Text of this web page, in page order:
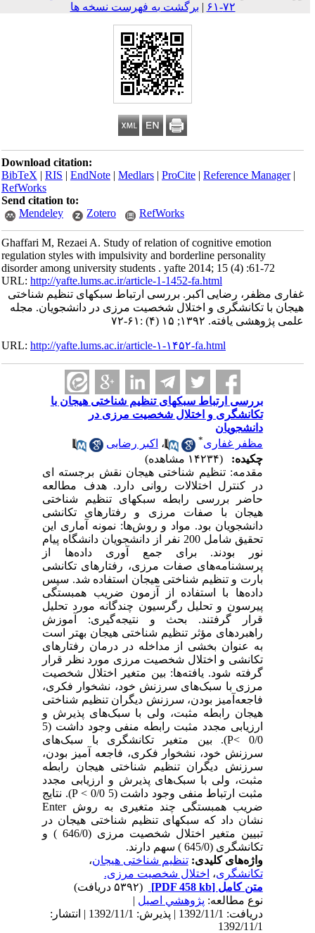
۷۲-۶۱
| برگشت به فهرست نسخه ها
Download citation:
BibTeX|RIS|EndNote|Medlars|ProCite|Reference Manager
RefWorks
Send citation to:
Mendeley
Zotero RefWorks
Ghaffari M, Rezaei A. Study of relation of cognitive emotion
regulation styles with impulsivity and borderline personality
disorder among university students . yafte 2014; 15 (4) :61-72
URL:http://yafte.lums.ac.ir/article-1-1452-fa.html
غفاری مظفر، رضایی اکبر. بررسی ارتباط سبک‏های تنظیم شناختی
هیجان با تکانشگری و اختلال شخصیت مرزی در دانشجویان. مجله
علمی پژوهشی یافته. ۱۳۹۲; ۱۵ (۴) :۶۱-۷۲
URL:http://yafte.lums.ac.ir/article-۱-۱۴۵۲-fa.html
بررسی ارتباط سبک‏های تنظیم شناختی هیجان با
تکانشگری و اختلال شخصیت مرزی در
دانشجویان
مظفر غفاری* ،اکبر رضایی
چکیده:
مقدمه: تنظیم شناختی هیجان نقش برجسته ای
در کنترل اختلالات روانی دارد. هدف مطالعه
حاضر بررسی رابطه سبکهای تنظیم شناختی
هیجان با صفات مرزی و رفتارهای تکانشی
دانشجویان بود. مواد و روش‌ها: نمونه آماری این
تحقیق شامل 200 نفر از دانشجویان دانشگاه پیام
نور بودند. برای جمع آوری داده‌ها از
پرسشنامه‌های صفات مرزی، رفتارهای تکانشی
بارت و تنظیم شناختی هیجان استفاده شد. سپس
داده‌ها با استفاده از آزمون ضریب همبستگی
پیرسون و تحلیل رگرسیون چندگانه مورد تحلیل
قرار گرفتند. بحث و نتیجه‌گیری: آموزش
راهبردهای مؤثر تنظیم شناختی هیجان بهتر است
به عنوان بخشی از مداخله در درمان رفتارهای
تکانشی و اختلال شخصیت مرزی مورد نظر قرار
گرفته شود. یافته‌ها: بین متغیر اختلال شخصیت
مرزی با سبک‌های سرزنش خود، نشخوار فکری،
فاجعه‌آمیز بودن، سرزنش دیگران تنظیم شناختی
هیجان رابطه مثبت، ولی با سبک‌های پذیرش و
ارزیابی مجدد مثبت رابطه منفی وجود داشت (5
0/0 >P). بین متغیر تکانشگری با سبک‌های
سرزنش خود، نشخوار فکری، فاجعه آمیز بودن،
سرزنش دیگران تنظیم شناختی هیجان رابطه
مثبت، ولی با سبک‌های پذیرش و ارزیابی مجدد
مثبت ارتباط منفی وجود داشت (5 0/0 > P). نتایج
ضریب همبستگی چند متغیری به روش Enter
نشان داد که سبکهای تنظیم شناختی هیجان در
تبیین متغیر اختلال شخصیت مرزی (646/0 ) و
تکانشگری (645/0 ) سهم دارند.
واژه‌های کلیدی:تنظیم شناختی هیجان،
تکانشگری،اختلال شخصیت مرزی.
متن کامل[PDF 458 kb]
نوع مطالعه:پژوهشي اصیل|
دریافت: 1392/11/1 | پذیرش: 1392/11/1 | انتشار:
1392/11/1